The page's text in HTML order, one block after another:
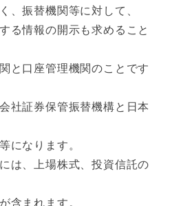
、振替機関等に対して、
る情報の開示も求めること
と口座管理機関のことです
社証券保管振替機構と日本
になります。
は、上場株式、投資信託の
含まれます。